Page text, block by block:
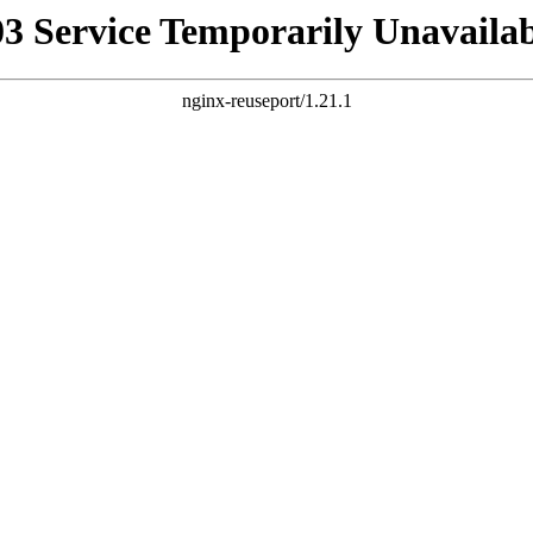
Service Temporarily
nginx-reuseport/1.21.1